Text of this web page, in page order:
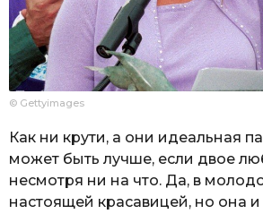
© Gettyimages
Как ни крути, а они идеальная
может быть лучше, если двое
несмотря ни на что. Да, в
настоящей красавицей, но она и